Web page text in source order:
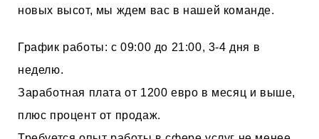
новых высот, мы ждем вас в нашей команде.
График работы: с 09:00 до 21:00, 3-4 дня в
неделю.
Заработная плата от 1200 евро в месяц и выше,
плюс процент от продаж.